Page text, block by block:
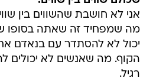
אני לא חושבת שהשווים בין
מה שמפחיד זה שאתה בסופו
יכול לא להסתדר עם בנאדם
הקוף. מה שאנשים לא יכולים
רגיל.